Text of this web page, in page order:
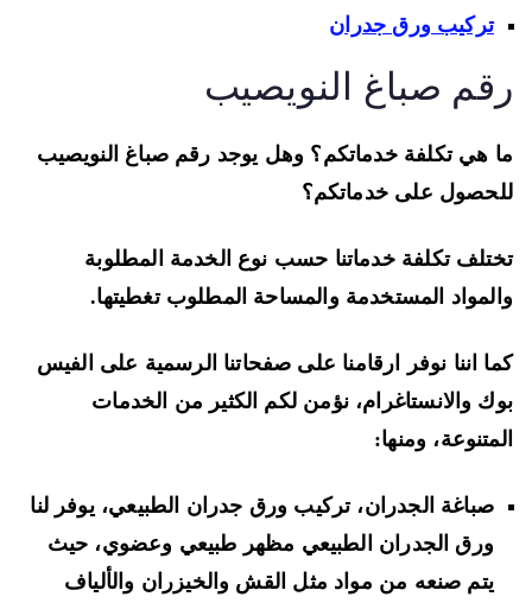
تركيب ورق جدران
صباغ النويصيب
هي تكلفة خدماتكم؟ وهل يوجد رقم صباغ النويصيب
على خدماتكم؟
تكلفة خدماتنا حسب نوع الخدمة المطلوبة
المستخدمة والمساحة المطلوب تغطيتها.
اننا نوفر ارقامنا على صفحاتنا الرسمية على الفيس
والانستاغرام، نؤمن لكم الكثير من الخدمات
ومنها:
صباغة الجدران، تركيب ورق جدران الطبيعي، يوفر لنا
ورق الجدران الطبيعي مظهر طبيعي وعضوي، حيث
يتم صنعه من مواد مثل القش والخيزران والألياف